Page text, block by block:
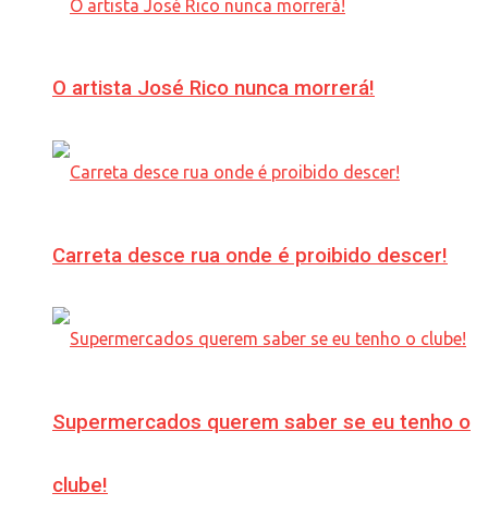
O artista José Rico nunca morrerá!
Carreta desce rua onde é proibido descer!
Supermercados querem saber se eu tenho o
clube!